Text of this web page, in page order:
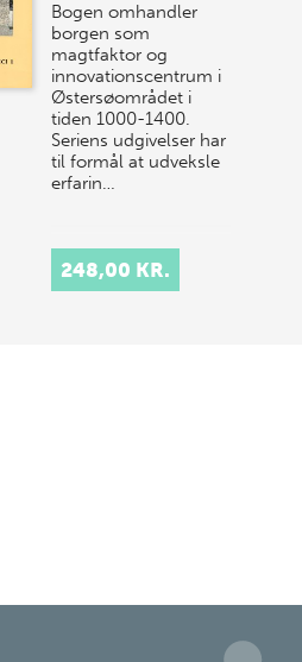
Bogen omhandler
borgen som
magtfaktor og
innovationscentrum i
Østersøområdet i
tiden 1000-1400.
Seriens udgivelser har
til formål at udveksle
erfarin…
248,00 KR.